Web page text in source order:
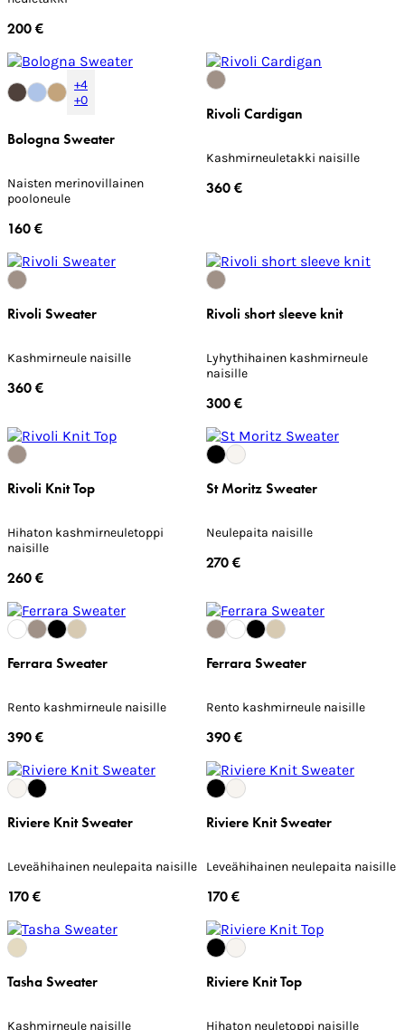
200 €
+4
+0
Bologna Sweater
Naisten merinovillainen
pooloneule
160 €
Rivoli Cardigan
Kashmirneuletakki naisille
360 €
Rivoli Sweater
Kashmirneule naisille
360 €
Rivoli short sleeve knit
Lyhythihainen kashmirneule
naisille
300 €
Rivoli Knit Top
Hihaton kashmirneuletoppi
naisille
260 €
St Moritz Sweater
Neulepaita naisille
270 €
Ferrara Sweater
Rento kashmirneule naisille
390 €
Ferrara Sweater
Rento kashmirneule naisille
390 €
Riviere Knit Sweater
Leveähihainen neulepaita naisille
170 €
Riviere Knit Sweater
Leveähihainen neulepaita naisille
170 €
Tasha Sweater
Kashmirneule naisille
Riviere Knit Top
Hihaton neuletoppi naisille